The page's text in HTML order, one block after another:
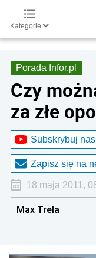
Kategorie
Porada Infor.pl
Czy
za złe
Subskrybuj
Zapisz się na
18 maja 2011,
Max Trela